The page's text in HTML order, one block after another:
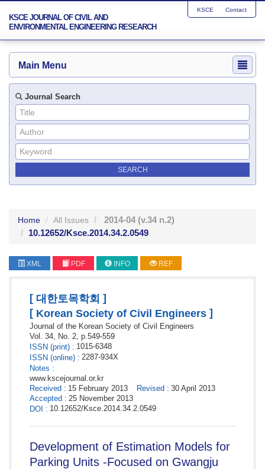
KSCE JOURNAL OF CIVIL AND
ENVIRONMENTAL ENGINEERING RESEARCH
KSCE Contact
Main Menu
Journal Search
Home All Issues 2014-04 (v.34 n.2)
10.12652/Ksce.2014.34.2.0549
XML PDF INFO REF
[ 대한토목학회 ]
[ Korean Society of Civil Engineers ]
Journal of the Korean Society of Civil Engineers
Vol. 34, No. 2, p. 549-559
ISSN (print) : 1015-6348
ISSN (online) : 2287-934X
Notes :
www.kscejournal.or.kr
Received : 15 February 2013 Revised : 30 April 2013
Accepted : 25 November 2013
DOI : 10.12652/Ksce.2014.34.2.0549
Development of Estimation Models for
Parking Units -Focused on Gwangju